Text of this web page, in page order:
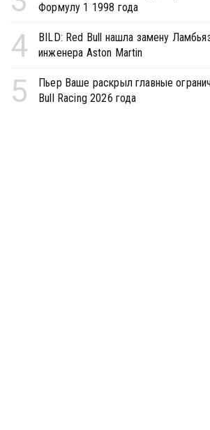
Формулу 1 1998 года
4
BILD: Red Bull нашла замену
инженера Aston Martin
5
Пьер Ваше раскрыл главные
Bull Racing 2026 года